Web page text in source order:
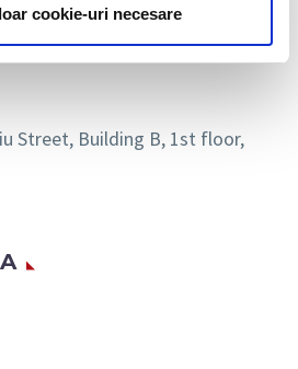
cookie-uri necesare
Street, Building B, 1st floor,